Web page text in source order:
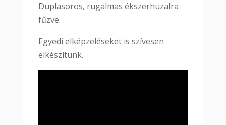
Duplasoros, rugalmas ékszerhuzalra
fűzve.
Egyedi elképzeléseket is szívesen
elkészítünk.